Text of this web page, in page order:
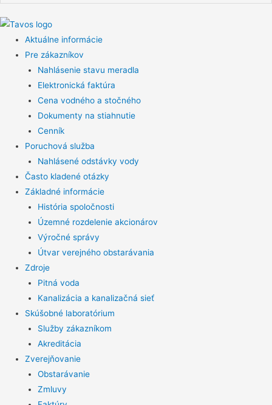
Aktuálne informácie
Pre zákazníkov
Nahlásenie stavu meradla
Elektronická faktúra
Cena vodného a stočného
Dokumenty na stiahnutie
Cenník
Poruchová služba
Nahlásené odstávky vody
Často kladené otázky
Základné informácie
História spoločnosti
Územné rozdelenie akcionárov
Výročné správy
Útvar verejného obstarávania
Zdroje
Pitná voda
Kanalizácia a kanalizačná sieť
Skúšobné laboratórium
Služby zákazníkom
Akreditácia
Zverejňovanie
Obstarávanie
Zmluvy